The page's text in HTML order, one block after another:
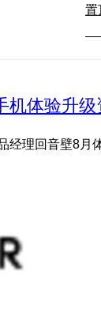
置
机体验升级